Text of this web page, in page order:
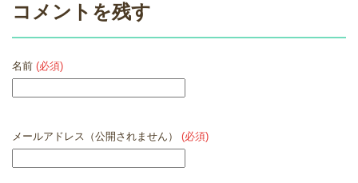
コメントを残す
名前 (必須)
メールアドレス（公開されません） (必須)